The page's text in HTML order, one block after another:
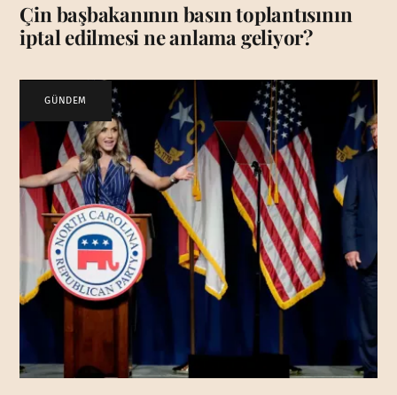
Çin başbakanının basın toplantısının
iptal edilmesi ne anlama geliyor?
GÜNDEM